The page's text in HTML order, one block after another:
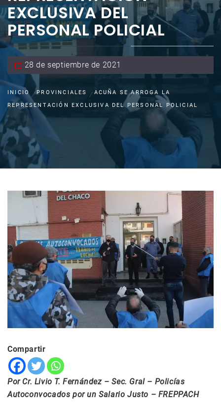
EXCLUSIVA DEL
PERSONAL POLICIAL
28 de septiembre de 2021
INICIO PROVINCIALES
ACUÑA SE ARROGA LA
REPRESENTACIÓN EXCLUSIVA DEL PERSONAL POLICIAL
Compartir
Por Cr. Livio T. Fernández – Sec. Gral – Policías
Autoconvocados por un Salario Justo – FREPPACH